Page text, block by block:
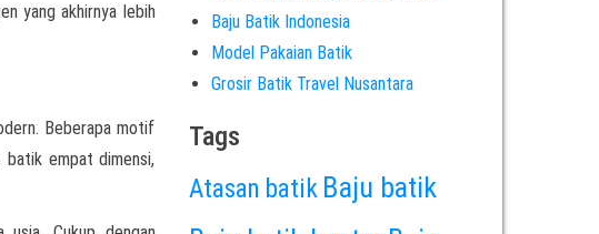
yang akhirnya lebih
Beberapa motif
empat dimensi,
Baju Batik Indonesia
Model Pakaian Batik
Grosir Batik Travel Nusantara
Tags
Atasan batik Baju batik